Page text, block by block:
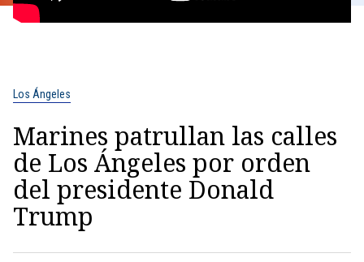
Los Ángeles
Marines patrullan las calles
de Los Ángeles por orden
del presidente Donald
Trump